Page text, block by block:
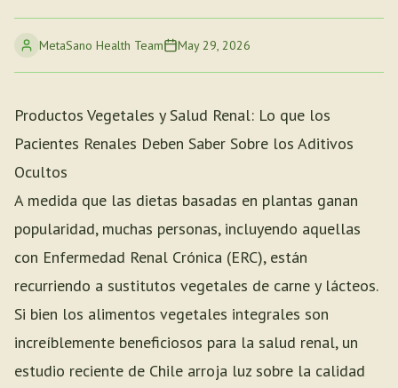
MetaSano Health Team May 29, 2026
Productos Vegetales y Salud Renal: Lo que los
Pacientes Renales Deben Saber Sobre los Aditivos
Ocultos
A medida que las dietas basadas en plantas ganan
popularidad, muchas personas, incluyendo aquellas
con Enfermedad Renal Crónica (ERC), están
recurriendo a sustitutos vegetales de carne y lácteos.
Si bien los alimentos vegetales integrales son
increíblemente beneficiosos para la salud renal, un
estudio reciente de Chile arroja luz sobre la calidad